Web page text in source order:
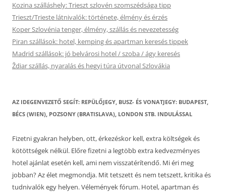
Kozina szálláshely: Trieszt szlovén szomszédsága tipp
Trieszt/Trieste látnivalók: története, élmény és érzés
Koper Szlovénia tenger, élmény, szállás és nevezetesség
Piran szállások: hotel, kemping és apartman keresés tippek
Madrid szállások: jó belvárosi hotel / szoba / ágy keresés
Ždiar szállás, nyaralás és hegyi túra útvonal Szlovákia
AZ IDEGENVEZETŐ SEGÍT: REPÜLŐJEGY, BUSZ- ÉS VONATJEGY: BUDAPEST,
BÉCS (WIEN), POZSONY (BRATISLAVA), LONDON STB. INDULÁSSAL
Fizetni gyakran helyben, ott, érkezéskor kell, extra költségek és
kötöttségek nélkül. Előre fizetni a legtöbb extra kedvezményes
hotel ajánlat esetén kell, ami nem visszatérítendő. Mi éri meg
jobban? Az élet megmondja. Mit tetszett és nem tetszett, kritika és
tudnivalók egy helyen. Vélemények fórum. Hotel, apartman és